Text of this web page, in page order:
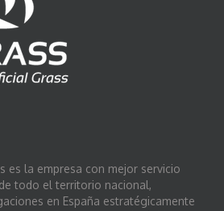
es la empresa con mejor servicio
todo el territorio nacional,
en España estratégicamente